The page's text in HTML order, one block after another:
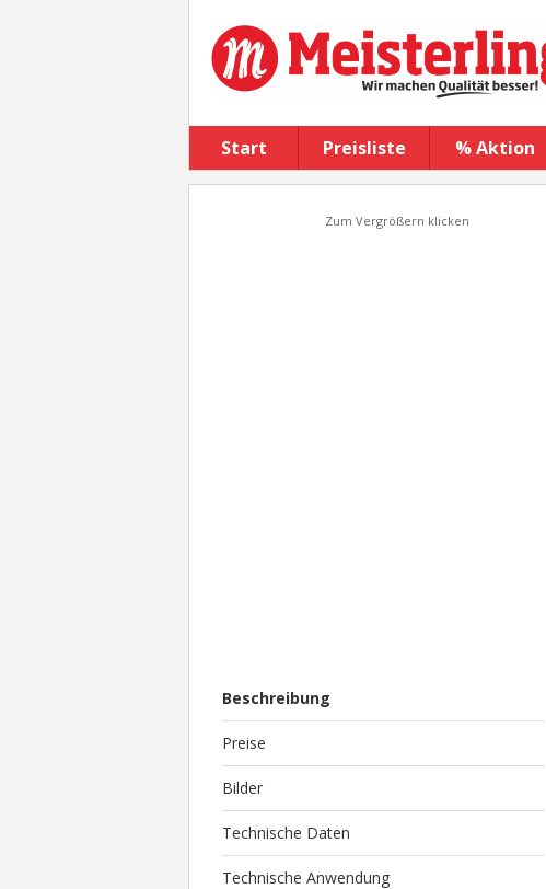
Start Preisliste % Aktion
Zum Vergrößern klicken
Beschreibung
Preise
Bilder
Technische Daten
Technische Anwendung